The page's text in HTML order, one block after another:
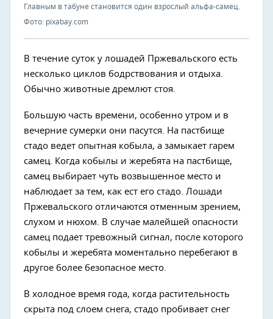
Главным в табуне становится один взрослый альфа-самец.
Фото: pixabay.com
В течение суток у лошадей Пржевальского есть
несколько циклов бодрствования и отдыха.
Обычно животные дремлют стоя.
Большую часть времени, особенно утром и в
вечерние сумерки они пасутся. На пастбище
стадо ведет опытная кобыла, а замыкает гарем
самец. Когда кобылы и жеребята на пастбище,
самец выбирает чуть возвышенное место и
наблюдает за тем, как ест его стадо. Лошади
Пржевальского отличаются отменным зрением,
слухом и нюхом. В случае малейшей опасности
самец подает тревожный сигнал, после которого
кобылы и жеребята моментально перебегают в
другое более безопасное место.
В холодное время года, когда растительность
скрыта под слоем снега, стадо пробивает снег